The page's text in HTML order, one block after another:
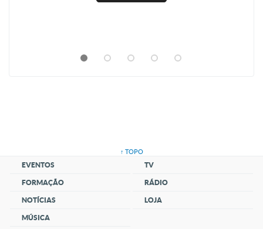
↑ TOPO
EVENTOS
FORMAÇÃO
NOTÍCIAS
MÚSICA
TV
RÁDIO
LOJA